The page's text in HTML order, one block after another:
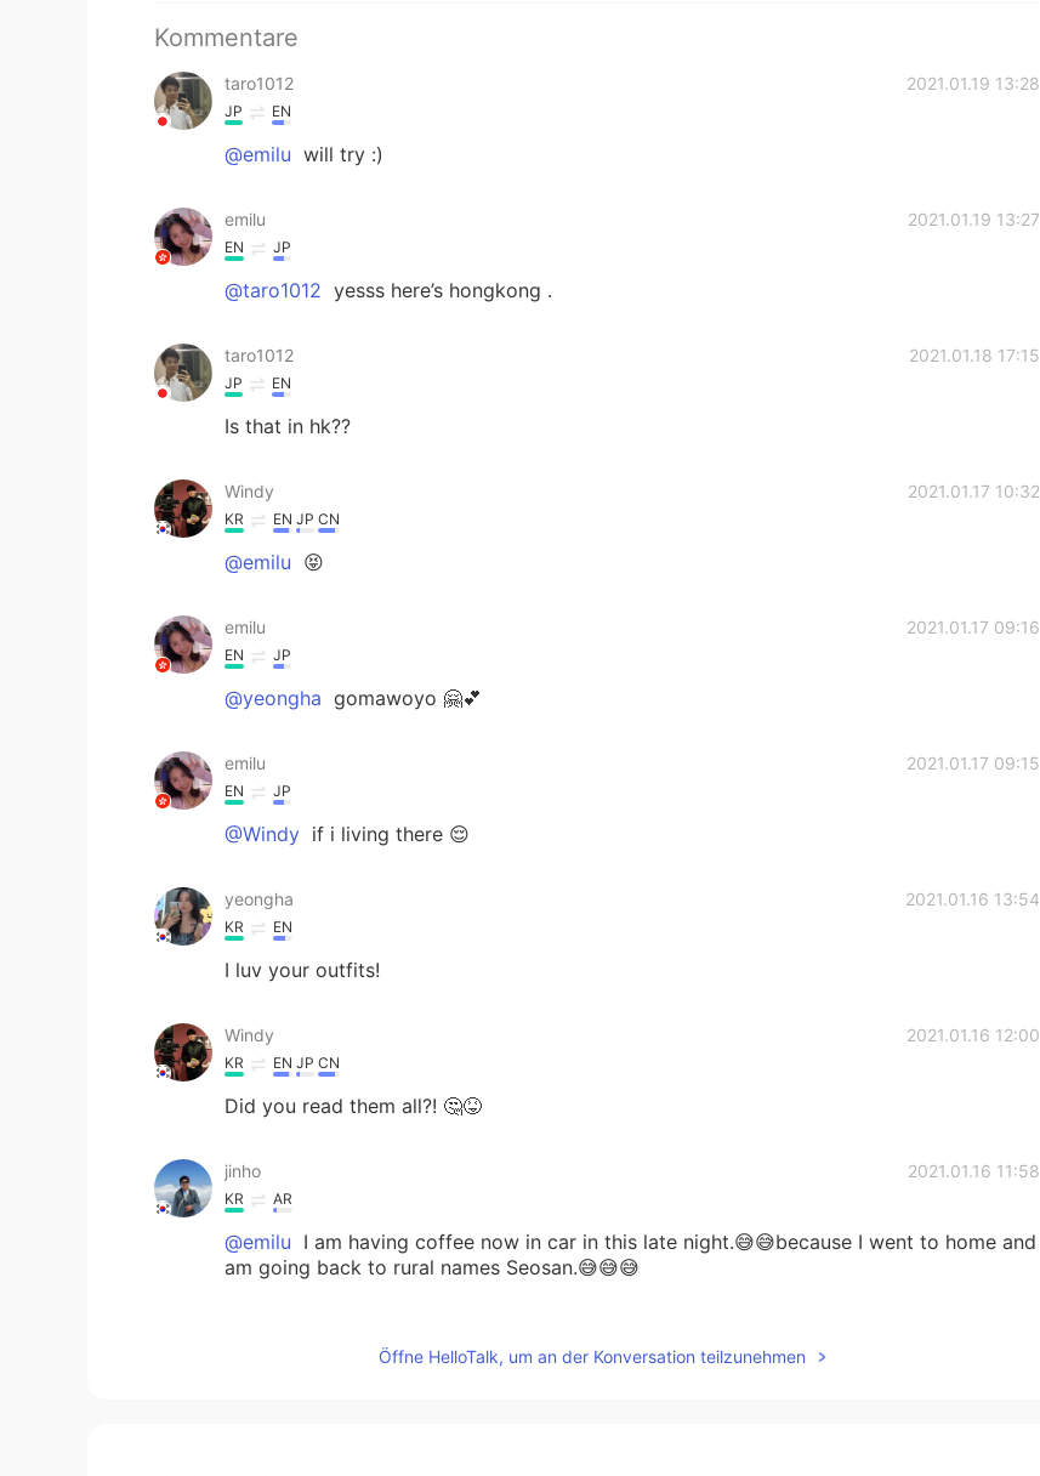
Kommentare
taro1012 2021.01.19 13:28
JP EN
@emilu will try :)
emilu 2021.01.19 13:27
EN JP
@taro1012 yesss here’s hongkong .
taro1012 2021.01.18 17:15
JP EN
Is that in hk??
Windy 2021.01.17 10:32
KR EN JP CN
@emilu 😝
emilu 2021.01.17 09:16
EN JP
@yeongha gomawoyo 🤗💕
emilu 2021.01.17 09:15
EN JP
@Windy if i living there 😌
yeongha 2021.01.16 13:54
KR EN
I luv your outfits!
Windy 2021.01.16 12:00
KR EN JP CN
Did you read them all?! 🤔😝
jinho 2021.01.16 11:58
KR AR
@emilu I am having coffee now in car in this late night.😅😅because I went to home and
am going back to rural names Seosan.😅😅😅
Öffne HelloTalk, um an der Konversation teilzunehmen